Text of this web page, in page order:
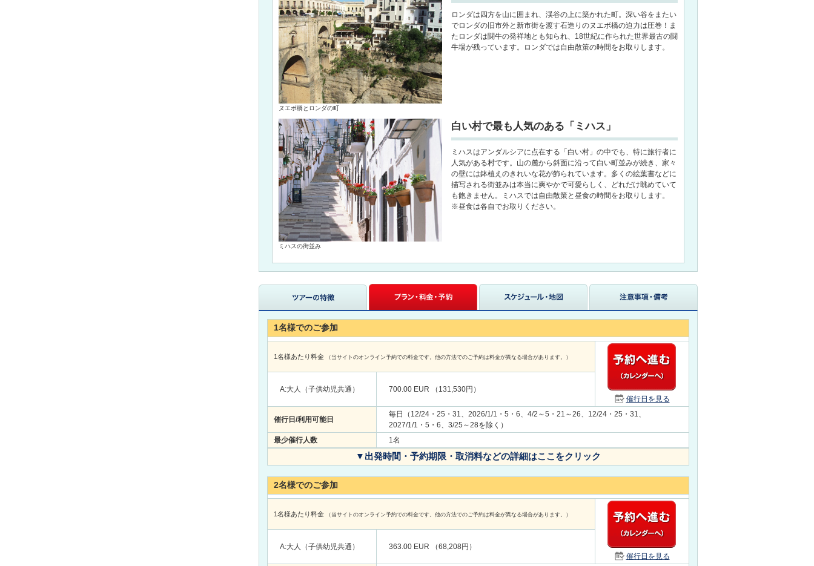
ヌエボ橋とロンダの町
ロンダは四方を山に囲まれ、渓谷の上に築かれた町。深い谷をまたい
でロンダの旧市外と新市街を渡す石造りのヌエボ橋の迫力は圧巻！ま
たロンダは闘牛の発祥地とも知られ、18世紀に作られた世界最古の闘
牛場が残っています。ロンダでは自由散策の時間をお取りします。
ミハスの街並み
白い村で最も人気のある「ミハス」
ミハスはアンダルシアに点在する「白い村」の中でも、特に旅行者に
人気がある村です。山の麓から斜面に沿って白い町並みが続き、家々
の壁には鉢植えのきれいな花が飾られています。多くの絵葉書などに
描写される街並みは本当に爽やかで可愛らしく、どれだけ眺めていて
も飽きません。ミハスでは自由散策と昼食の時間をお取りします。
※昼食は各自でお取りください。
1名様でのご参加
1名様あたり料金 （当サイトのオンライン予約での料金です。他の方法でのご予約は料金が異なる場合があります。）
催行日を見る
A:大人（子供幼児共通） 700.00 EUR （131,530円）
催行日/利用可能日
毎日（12/24・25・31、2026/1/1・5・6、4/2～5・21～26、12/24・25・31、
2027/1/1・5・6、3/25～28を除く）
最少催行人数
1名
▼出発時間・予約期限・取消料などの詳細はここをクリック
2名様でのご参加
1名様あたり料金 （当サイトのオンライン予約での料金です。他の方法でのご予約は料金が異なる場合があります。）
催行日を見る
A:大人（子供幼児共通） 363.00 EUR （68,208円）